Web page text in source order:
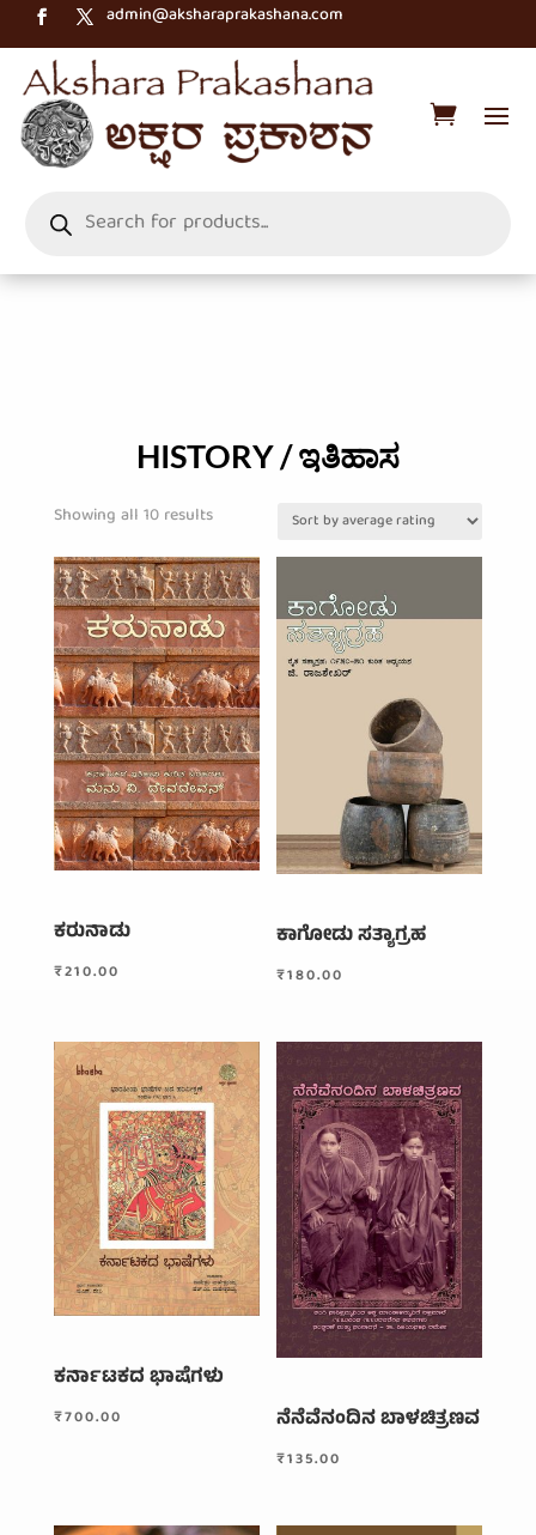
admin@aksharaprakashana.com
search
HISTORY / ಇತಿಹಾಸ
Showing all 10 resultsSorted
average
rating
ಕರುನಾಡು
₹210.00
ಕಾಗೋಡು ಸತ್ಯಾಗ್ರಹ
₹180.00
ಕರ್ನಾಟಕದ ಭಾಷೆಗಳು
₹700.00 ನೆನೆವೆನಂದಿನ ಬಾಳಚಿತ್ರಣವ
₹135.00